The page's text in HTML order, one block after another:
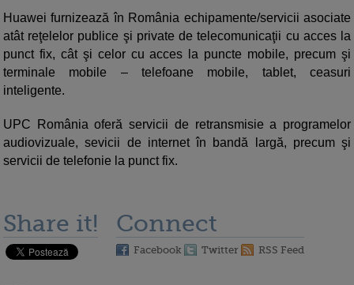
Huawei furnizează în România echipamente/servicii asociate
atât reţelelor publice şi private de telecomunicaţii cu acces la
punct fix, cât şi celor cu acces la puncte mobile, precum şi
terminale mobile – telefoane mobile, tablet, ceasuri
inteligente.
UPC România oferă servicii de retransmisie a programelor
audiovizuale, sevicii de internet în bandă largă, precum şi
servicii de telefonie la punct fix.
Share it! Connect
Facebook Twitter RSS Feed